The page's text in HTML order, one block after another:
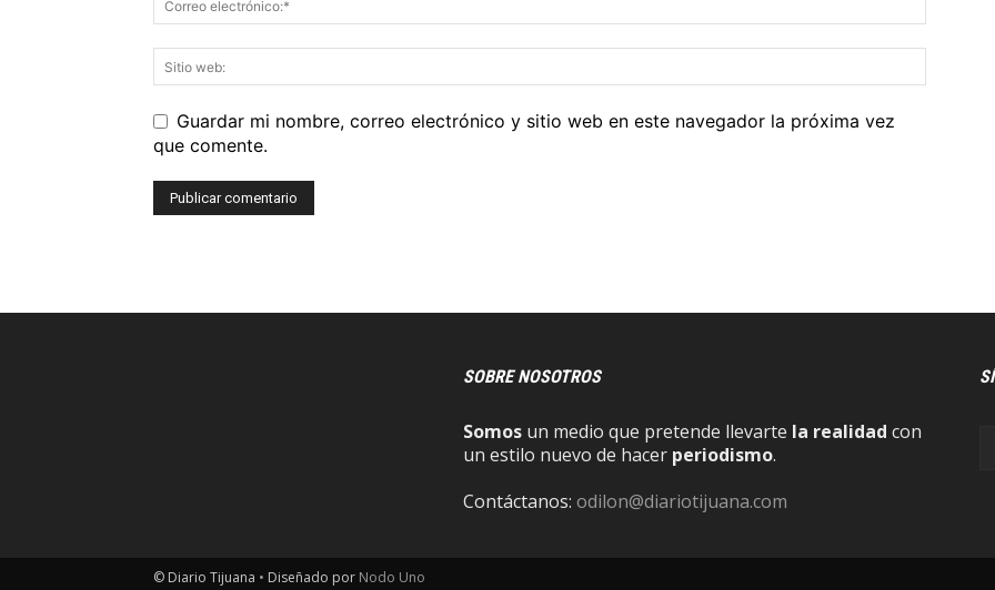
Guardar mi nombre, correo electrónico y sitio web en este navegador la próxima vez
que comente.
SOBRE NOSOTROS
Somos un medio que pretende llevarte la realidad con
un estilo nuevo de hacer periodismo.
Contáctanos: odilon@diariotijuana.com
© Diario Tijuana • Diseñado por Nodo Uno